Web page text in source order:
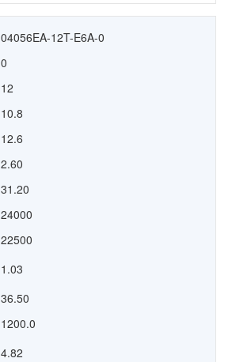
04056EA-12T-E6A-0
0
12
10.8
12.6
2.60
31.20
24000
22500
1.03
36.50
1200.0
4.82